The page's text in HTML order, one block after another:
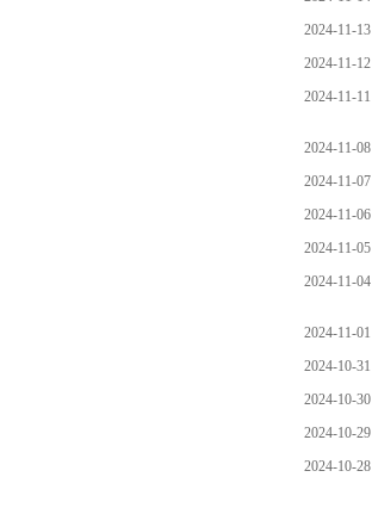
2024-11-13
2024-11-12
2024-11-11
2024-11-08
2024-11-07
2024-11-06
2024-11-05
2024-11-04
2024-11-01
2024-10-31
2024-10-30
2024-10-29
2024-10-28